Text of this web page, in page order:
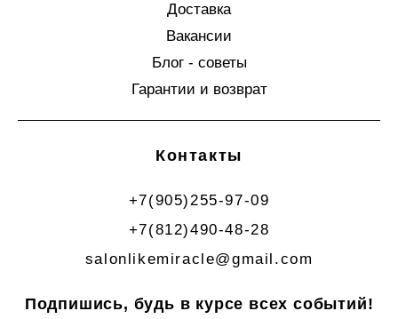
Доставка
Вакансии
Блог - советы
Гарантии и возврат
Контакты
+7(905)255-97-09
+7(812)490-48-28
salonlikemiracle@gmail.com
Подпишись, будь в курсе всех событий!